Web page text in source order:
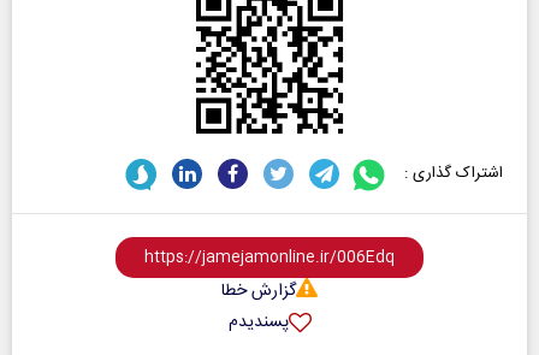
اشتراک گذاری :
گزارش خطا
پسندیدم